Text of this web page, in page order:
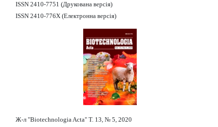
ISSN 2410-7751 (Друкована версія)
ISSN 2410-776X (Електронна версія)
Ж-л "Biotechnologia Acta" Т. 13, № 5, 2020